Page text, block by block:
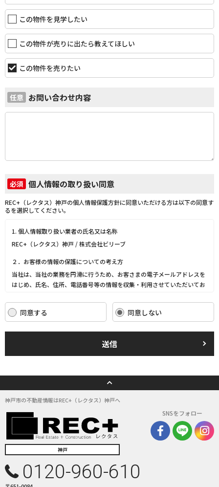
この物件を見学したい
この物件が売りに出たら教えてほしい
この物件を売りたい
任意 お問い合わせ内容
必須 個人情報の取り扱い同意
REC+（レクタス）神戸の個人情報保護方針に同意いただける方は以下の同意す
るを選択してください。
1. 個人情報取り扱い業者の氏名又は名称
REC+（レクタス）神戸 / 株式会社ビリーブ
２．お客様の情報の保護についての考え方
当社は、当社の業務を円滑に行うため、お客さまの電子メールアドレスを
はじめ、氏名、住所、電話番号等の情報を収集・利用させていただいてお
当社は、これらのお客さまの個人情報（以下「お客さま情報」といいま
す。）の適正な保護を重大な責務と認識し、この責務を果たすために、次
法令を遵守し、適切に取り扱います。また、適宜取扱いの改善に努めま
す。
ます。また、取引先等に対しても適切にお客さま情報を取り扱うように要
(3) お客さま情報の収集に際しては、利用目的を特定して通知または公表
(4) お客さま情報の漏洩、紛失、改ざん等を防止するために必要な 対策を
講じて適切な管理を行います。
(5) 保有するお客さま情報について、お客さま本人からの開示、訂正、削
除、利用停止の依頼を所定の窓口でお受けして、誠意をもって対応いたし
具体的には、以下の内容に従ってお客さま情報の取り扱いをいたします。
同意する 同意しない
送信
神戸市の不動産情報はREC+（レクタス）神戸へ
神戸
SNSをフォロー
0120-960-610